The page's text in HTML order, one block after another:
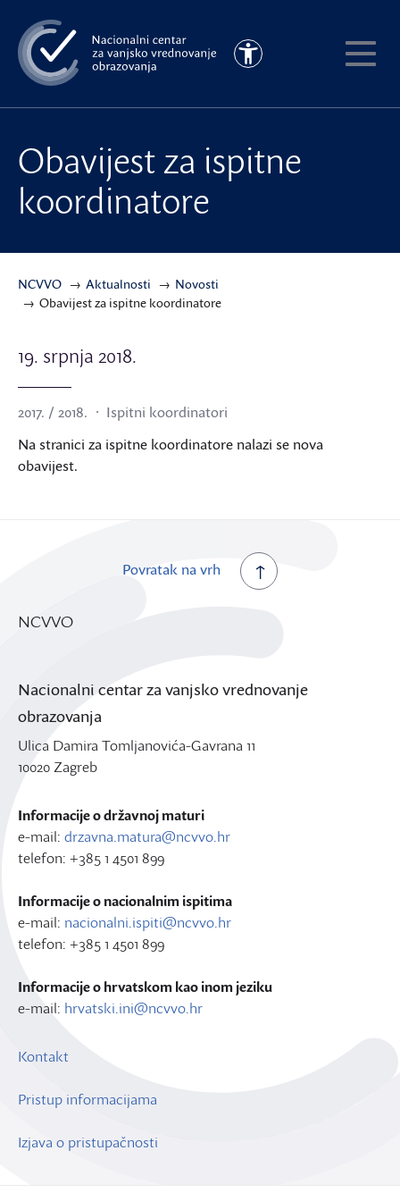
na
glavni
sadržaj
Pristupačnost
Obavijest za ispitne
koordinatore
NCVVO Aktualnosti
Novosti
Obavijest za ispitne koordinatore
19. srpnja 2018.
2017. / 2018.
Ispitni koordinatori
Na stranici za ispitne koordinatore nalazi se nova
obavijest.
Povratak na vrh
NCVVO
Nacionalni centar za vanjsko vrednovanje
obrazovanja
Ulica Damira Tomljanovića-Gavrana 11
10020 Zagreb
Informacije o državnoj maturi
e-mail: drzavna.matura@ncvvo.hr
telefon: +385 1 4501 899
Informacije o nacionalnim ispitima
e-mail: nacionalni.ispiti@ncvvo.hr
telefon: +385 1 4501 899
Informacije o hrvatskom kao inom jeziku
e-mail: hrvatski.ini@ncvvo.hr
Kontakt
Pristup informacijama
Izjava o pristupačnosti